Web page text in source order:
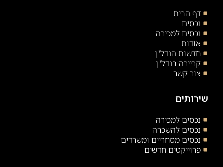
דף הבית
נכסים
נכסים למכירה
אודות
חדשות הנדל"ן
קריירה בנדל"ן
צור קשר
שירותים
נכסים למכירה
נכסים להשכרה
נכסים מסחריים ומשרדים
פרוייקטים חדשים